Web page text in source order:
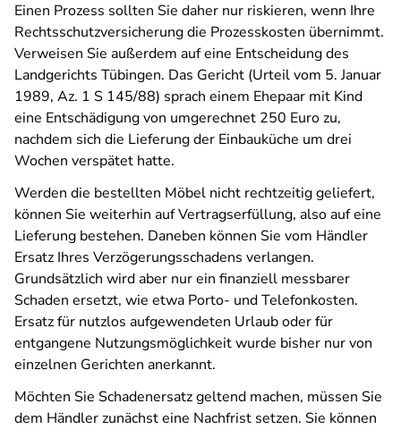
Einen Prozess sollten Sie daher nur riskieren, wenn Ihre
Rechtsschutzversicherung die Prozesskosten übernimmt.
Verweisen Sie außerdem auf eine Entscheidung des
Landgerichts Tübingen. Das Gericht (Urteil vom 5. Januar
1989, Az. 1 S 145/88) sprach einem Ehepaar mit Kind
eine Entschädigung von umgerechnet 250 Euro zu,
nachdem sich die Lieferung der Einbauküche um drei
Wochen verspätet hatte.
Werden die bestellten Möbel nicht rechtzeitig geliefert,
können Sie weiterhin auf Vertragserfüllung, also auf eine
Lieferung bestehen. Daneben können Sie vom Händler
Ersatz Ihres Verzögerungsschadens verlangen.
Grundsätzlich wird aber nur ein finanziell messbarer
Schaden ersetzt, wie etwa Porto- und Telefonkosten.
Ersatz für nutzlos aufgewendeten Urlaub oder für
entgangene Nutzungsmöglichkeit wurde bisher nur von
einzelnen Gerichten anerkannt.
Möchten Sie Schadenersatz geltend machen, müssen Sie
dem Händler zunächst eine Nachfrist setzen. Sie können